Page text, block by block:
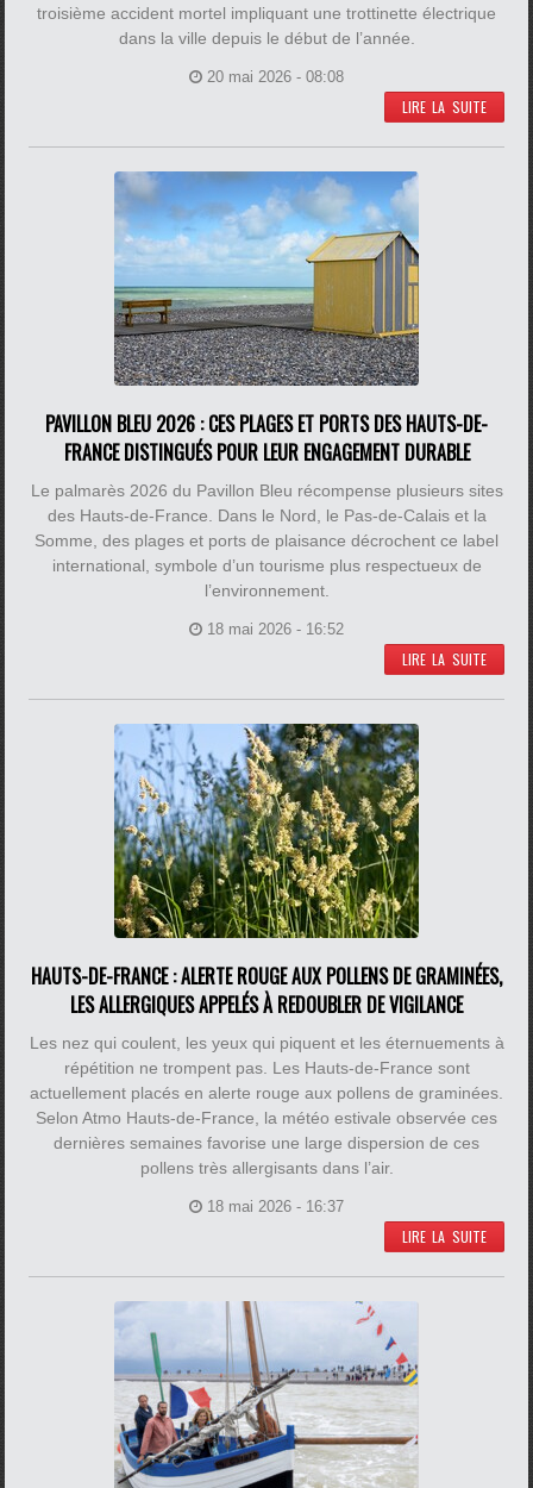
troisième accident mortel impliquant une trottinette électrique
dans la ville depuis le début de l’année.
20 mai 2026 - 08:08
LIRE LA SUITE
PAVILLON BLEU 2026 : CES PLAGES ET PORTS DES HAUTS-DE-
FRANCE DISTINGUÉS POUR LEUR ENGAGEMENT DURABLE
Le palmarès 2026 du Pavillon Bleu récompense plusieurs sites
des Hauts-de-France. Dans le Nord, le Pas-de-Calais et la
Somme, des plages et ports de plaisance décrochent ce label
international, symbole d’un tourisme plus respectueux de
l’environnement.
18 mai 2026 - 16:52
LIRE LA SUITE
HAUTS-DE-FRANCE : ALERTE ROUGE AUX POLLENS DE GRAMINÉES,
LES ALLERGIQUES APPELÉS À REDOUBLER DE VIGILANCE
Les nez qui coulent, les yeux qui piquent et les éternuements à
répétition ne trompent pas. Les Hauts-de-France sont
actuellement placés en alerte rouge aux pollens de graminées.
Selon Atmo Hauts-de-France, la météo estivale observée ces
dernières semaines favorise une large dispersion de ces
pollens très allergisants dans l’air.
18 mai 2026 - 16:37
LIRE LA SUITE